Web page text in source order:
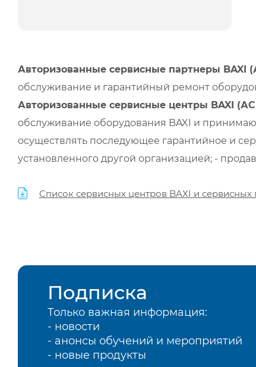
Авторизованные сервисные партнеры BAXI
обслуживание и гарантийный ремонт
Авторизованные сервисные центры BAXI
обслуживание оборудования BAXI и
осуществлять последующее гарантийное и
установленного другой организацией; -
Список сервисных центров BAXI и
Подписка
Только важная информация:
- новости
- анонсы обучений и мероприятий
- новые продукты